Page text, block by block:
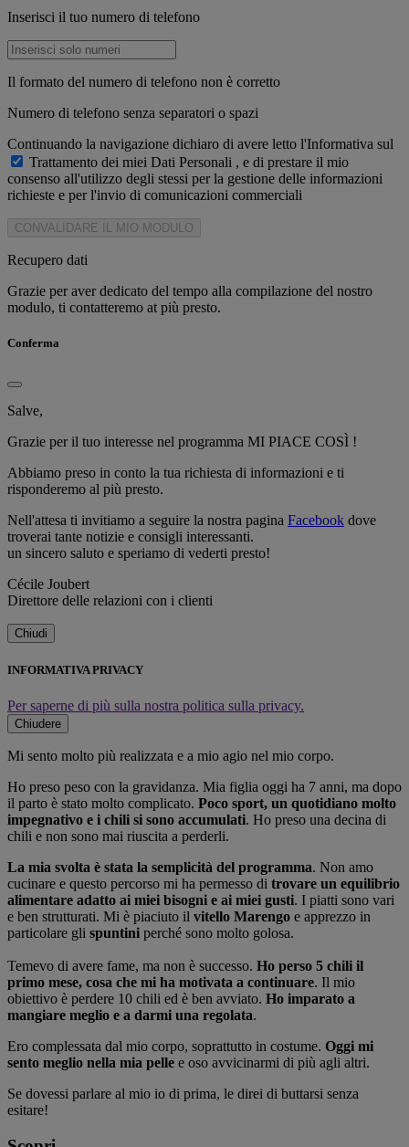
Inserisci il tuo numero di telefono
Il formato del numero di telefono non è corretto
Numero di telefono senza separatori o spazi
Continuando la navigazione dichiaro di avere letto l'Informativa sul
Trattamento dei miei Dati Personali , e di prestare il mio
consenso all'utilizzo degli stessi per la gestione delle informazioni
richieste e per l'invio di comunicazioni commerciali
CONVALIDARE IL MIO MODULO
Recupero dati
Grazie per aver dedicato del tempo alla compilazione del nostro
modulo, ti contatteremo at più presto.
Conferma
Salve,
Grazie per il tuo interesse nel programma MI PIACE COSÌ !
Abbiamo preso in conto la tua richiesta di informazioni e ti
risponderemo al più presto.
Nell'attesa ti invitiamo a seguire la nostra pagina Facebook dove
troverai tante notizie e consigli interessanti.
un sincero saluto e speriamo di vederti presto!
Cécile Joubert
Direttore delle relazioni con i clienti
Chiudi
INFORMATIVA PRIVACY
Per saperne di più sulla nostra politica sulla privacy.
Chiudere
Mi sento molto più realizzata e a mio agio nel mio corpo.
Ho preso peso con la gravidanza. Mia figlia oggi ha 7 anni, ma dopo
il parto è stato molto complicato. Poco sport, un quotidiano molto
impegnativo e i chili si sono accumulati. Ho preso una decina di
chili e non sono mai riuscita a perderli.
La mia svolta è stata la semplicità del programma. Non amo
cucinare e questo percorso mi ha permesso di trovare un equilibrio
alimentare adatto ai miei bisogni e ai miei gusti. I piatti sono vari
e ben strutturati. Mi è piaciuto il vitello Marengo e apprezzo in
particolare gli spuntini perché sono molto golosa.
Temevo di avere fame, ma non è successo. Ho perso 5 chili il
primo mese, cosa che mi ha motivata a continuare. Il mio
obiettivo è perdere 10 chili ed è ben avviato. Ho imparato a
mangiare meglio e a darmi una regolata.
Ero complessata dal mio corpo, soprattutto in costume. Oggi mi
sento meglio nella mia pelle e oso avvicinarmi di più agli altri.
Se dovessi parlare al mio io di prima, le direi di buttarsi senza
esitare!